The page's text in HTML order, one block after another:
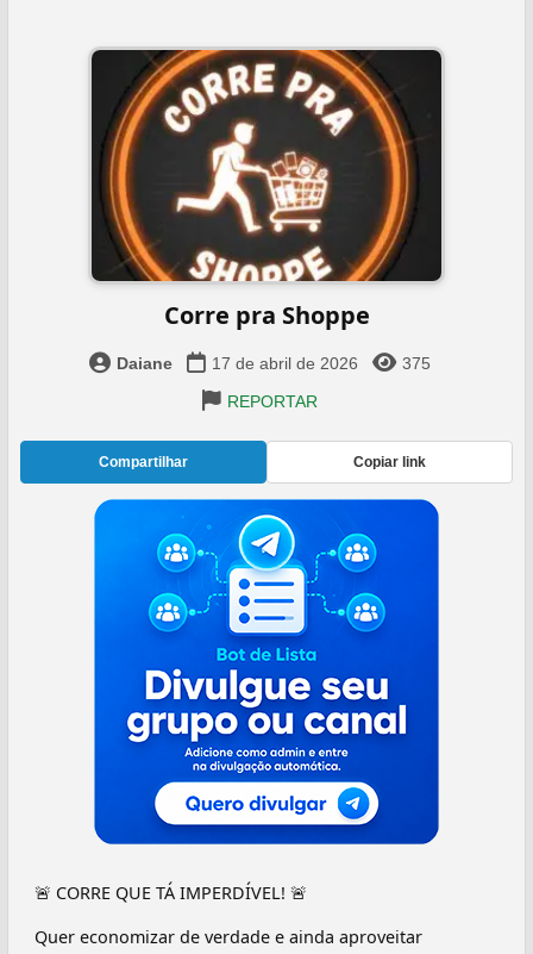
Corre pra Shoppe
Daiane 17 de abril de 2026
375
REPORTAR
Compartilhar Copiar link
🚨 CORRE QUE TÁ IMPERDÍVEL! 🚨
Quer economizar de verdade e ainda aproveitar